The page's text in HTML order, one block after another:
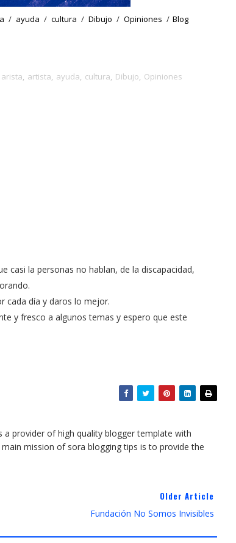
/ ayuda / cultura / Dibujo / Opiniones / Blog
arista, artista, ayuda, cultura, Dibujo, Opiniones
casi la personas no hablan, de la discapacidad,
cada día y daros lo mejor.
y fresco a algunos temas y espero que este
a provider of high quality blogger template with
mission of sora blogging tips is to provide the
Older Article
Fundación No Somos Invisibles